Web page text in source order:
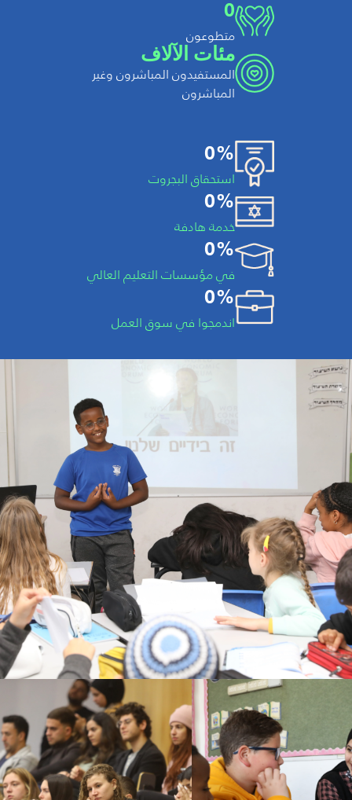
0
متطوعون
مئات الآلاف
المستفيدون المباشرون وغير
المباشرون
0%
استحقاق البجروت
0%
خدمة هادفة
0%
في مؤسسات التعليم العالي
0%
اندمجوا في سوق العمل